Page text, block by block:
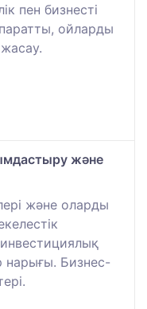
пен бизнесті
ойларды
және
және оларды
нарығы. Бизнес-